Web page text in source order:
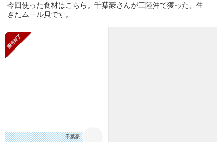
今回使った食材はこちら。千葉豪さんが三陸沖で獲った、生
きたムール貝です。
千葉豪